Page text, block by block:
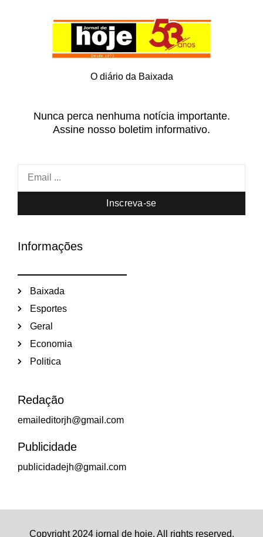
O diário da Baixada
Nunca perca nenhuma notícia importante.
Assine nosso boletim informativo.
Inscreva-se
Informações
Baixada
Esportes
Geral
Economia
Politica
Redação
emaileditorjh@gmail.com
Publicidade
publicidadejh@gmail.com
Copyright 2024 jornal de hoje. All rights reserved.